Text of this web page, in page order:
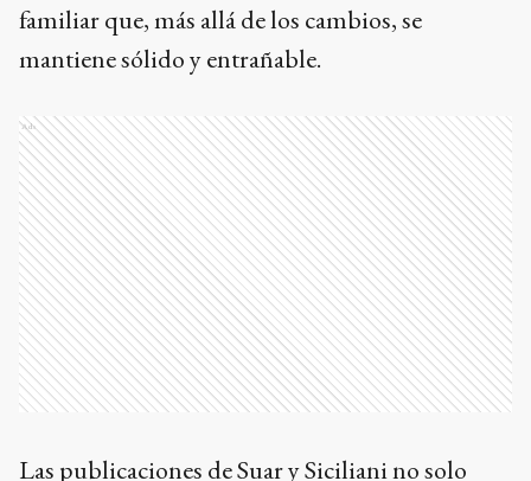
familiar que, más allá de los cambios, se
mantiene sólido y entrañable.
Ads
Las publicaciones de Suar y Siciliani no solo